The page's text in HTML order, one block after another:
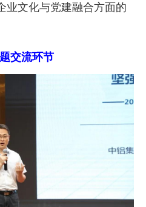
业文化与党建融合方面的
交流环节